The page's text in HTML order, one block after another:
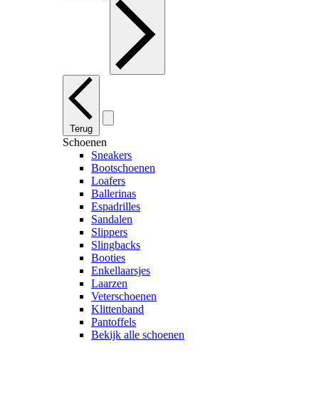
Terug
Schoenen
Sneakers
Bootschoenen
Loafers
Ballerinas
Espadrilles
Sandalen
Slippers
Slingbacks
Booties
Enkellaarsjes
Laarzen
Veterschoenen
Klittenband
Pantoffels
Bekijk alle schoenen